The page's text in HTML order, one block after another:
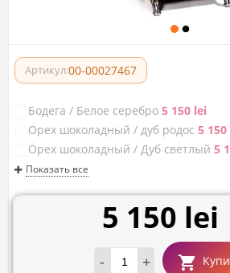
Артикул:00-00027467
Бодега / Белое серебро 5 150 lei
Орех шоколадный / дуб родос 5 150
Орех шоколадный / Дуб светлый 5
Показать все
5 150 lei
- +